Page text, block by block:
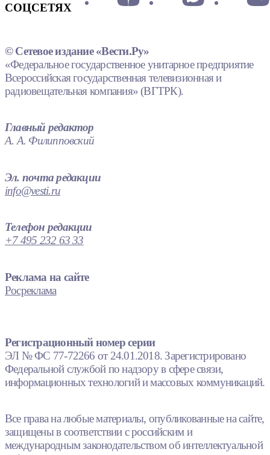
СОЦСЕТЯХ
© Сетевое издание «Вести.Ру»
«Федеральное государственное унитарное предприятие
Всероссийская государственная телевизионная и
радиовещательная компания» (ВГТРК).
Главный редактор
А. А. Филипповский
Эл. почта редакции
info@vesti.ru
Телефон редакции
+7 495 232 63 33
Реклама на сайте
Росреклама
Регистрационный номер серии
ЭЛ № ФС 77-72266 от 24.01.2018. Зарегистрировано
Федеральной службой по надзору в сфере связи,
информационных технологий и массовых коммуникаций.
Все права на любые материалы, опубликованные на сайте,
защищены в соответствии с российским и
международным законодательством об интеллектуальной